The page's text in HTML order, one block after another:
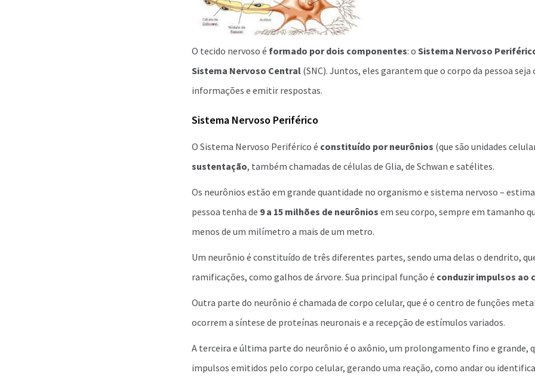
O tecido nervoso é formado por dois componentes: o Sistema Nervoso
Sistema Nervoso Central (SNC). Juntos, eles garantem que o corpo da pessoa seja
informações e emitir respostas.
Sistema Nervoso Periférico
O Sistema Nervoso Periférico é constituído por neurônios (que são unidades
sustentação, também chamadas de células de Glia, de Schwan e satélites.
Os neurônios estão em grande quantidade no organismo e sistema nervoso –
pessoa tenha de 9 a 15 milhões de neurônios em seu corpo, sempre em tamanho
menos de um milímetro a mais de um metro.
Um neurônio é constituído de três diferentes partes, sendo uma delas o dendrito,
ramificações, como galhos de árvore. Sua principal função é conduzir impulsos ao
Outra parte do neurônio é chamada de corpo celular, que é o centro de funções
ocorrem a síntese de proteínas neuronais e a recepção de estímulos variados.
A terceira e última parte do neurônio é o axônio, um prolongamento fino e grande,
impulsos emitidos pelo corpo celular, gerando uma reação, como andar ou